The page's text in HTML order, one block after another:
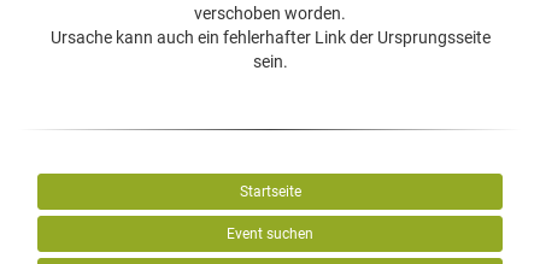
verschoben worden.
Ursache kann auch ein fehlerhafter Link der Ursprungsseite
sein.
Startseite
Event suchen